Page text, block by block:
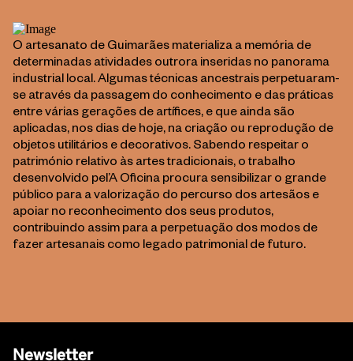
O artesanato de Guimarães materializa a memória de
determinadas atividades outrora inseridas no panorama
industrial local. Algumas técnicas ancestrais perpetuaram-
se através da passagem do conhecimento e das práticas
entre várias gerações de artífices, e que ainda são
aplicadas, nos dias de hoje, na criação ou reprodução de
objetos utilitários e decorativos. Sabendo respeitar o
património relativo às artes tradicionais, o trabalho
desenvolvido pel’A Oficina procura sensibilizar o grande
público para a valorização do percurso dos artesãos e
apoiar no reconhecimento dos seus produtos,
contribuindo assim para a perpetuação dos modos de
fazer artesanais como legado patrimonial de futuro.
Newsletter